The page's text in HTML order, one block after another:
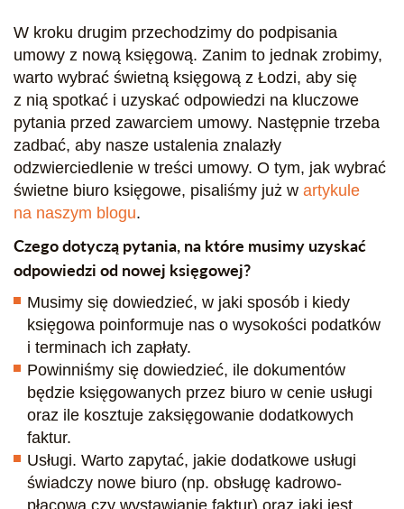
W kroku drugim przechodzimy do podpisania
umowy z nową księgową. Zanim to jednak zrobimy,
warto wybrać świetną księgową z Łodzi, aby się
z nią spotkać i uzyskać odpowiedzi na kluczowe
pytania przed zawarciem umowy. Następnie trzeba
zadbać, aby nasze ustalenia znalazły
odzwierciedlenie w treści umowy. O tym, jak wybrać
świetne biuro księgowe, pisaliśmy już w artykule
na naszym blogu.
Czego dotyczą pytania, na które musimy uzyskać
odpowiedzi od nowej księgowej?
Musimy się dowiedzieć, w jaki sposób i kiedy
księgowa poinformuje nas o wysokości podatków
i terminach ich zapłaty.
Powinniśmy się dowiedzieć, ile dokumentów
będzie księgowanych przez biuro w cenie usługi
oraz ile kosztuje zaksięgowanie dodatkowych
faktur.
Usługi. Warto zapytać, jakie dodatkowe usługi
świadczy nowe biuro (np. obsługę kadrowo-